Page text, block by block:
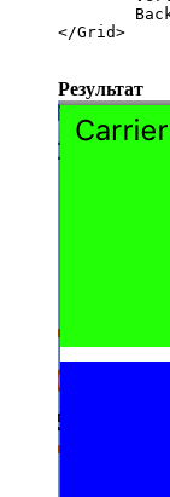
</Grid>
Результат